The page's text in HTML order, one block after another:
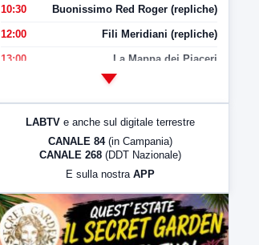
10:30 Buonissimo Red Roger (repliche)
12:00 Fili Meridiani (repliche)
13:00 La Mappa dei Piaceri
LabNews (Diretta)
23:00 LabNews (replica)
LABTV e anche sul digitale terrestre
CANALE 84 (in Campania)
CANALE 268 (DDT Nazionale)
E sulla nostra APP